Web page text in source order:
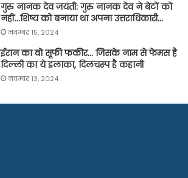
गुरु नानक देव जयंती: गुरु नानक देव ने बेटों को
नहीं…शिष्य को बनाया था अपना उत्तराधिकारी…
नवम्बर 15, 2024
ईरान का वो सूफी फकीर… जिसके नाम से फेमस है
दिल्ली का ये इलाका, दिलचस्प है कहानी
नवम्बर 13, 2024